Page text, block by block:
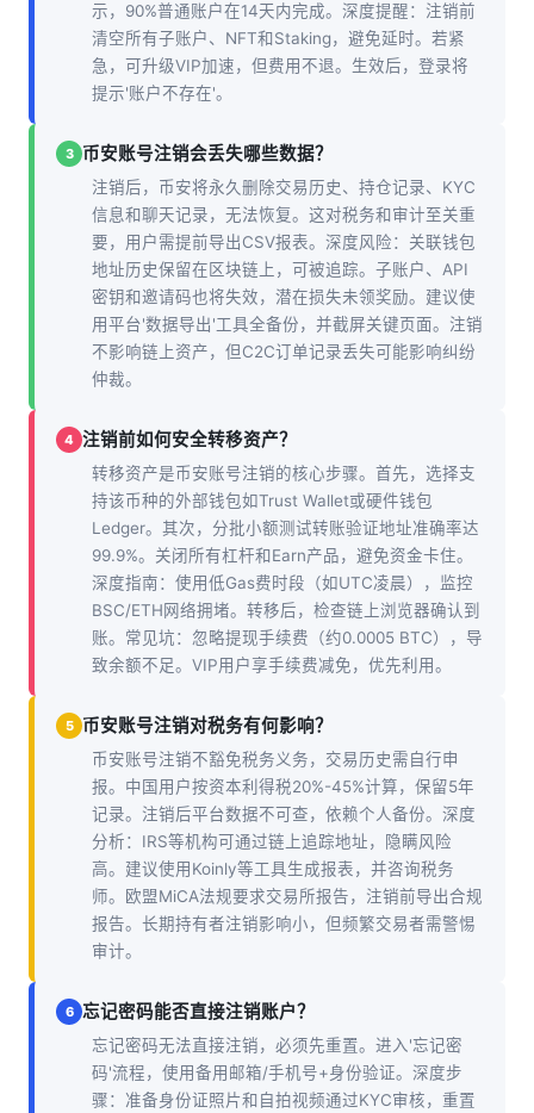
示，90%普通账户在14天内完成。深度提醒：注销前
清空所有子账户、NFT和Staking，避免延时。若紧
急，可升级VIP加速，但费用不退。生效后，登录将
提示'账户不存在'。
3 币安账号注销会丢失哪些数据？
注销后，币安将永久删除交易历史、持仓记录、KYC
信息和聊天记录，无法恢复。这对税务和审计至关重
要，用户需提前导出CSV报表。深度风险：关联钱包
地址历史保留在区块链上，可被追踪。子账户、API
密钥和邀请码也将失效，潜在损失未领奖励。建议使
用平台'数据导出'工具全备份，并截屏关键页面。注销
不影响链上资产，但C2C订单记录丢失可能影响纠纷
仲裁。
4 注销前如何安全转移资产？
转移资产是币安账号注销的核心步骤。首先，选择支
持该币种的外部钱包如Trust Wallet或硬件钱包
Ledger。其次，分批小额测试转账验证地址准确率达
99.9%。关闭所有杠杆和Earn产品，避免资金卡住。
深度指南：使用低Gas费时段（如UTC凌晨），监控
BSC/ETH网络拥堵。转移后，检查链上浏览器确认到
账。常见坑：忽略提现手续费（约0.0005 BTC），导
致余额不足。VIP用户享手续费减免，优先利用。
5 币安账号注销对税务有何影响？
币安账号注销不豁免税务义务，交易历史需自行申
报。中国用户按资本利得税20%-45%计算，保留5年
记录。注销后平台数据不可查，依赖个人备份。深度
分析：IRS等机构可通过链上追踪地址，隐瞒风险
高。建议使用Koinly等工具生成报表，并咨询税务
师。欧盟MiCA法规要求交易所报告，注销前导出合规
报告。长期持有者注销影响小，但频繁交易者需警惕
审计。
6 忘记密码能否直接注销账户？
忘记密码无法直接注销，必须先重置。进入'忘记密
码'流程，使用备用邮箱/手机号+身份验证。深度步
骤：准备身份证照片和自拍视频通过KYC审核，重置